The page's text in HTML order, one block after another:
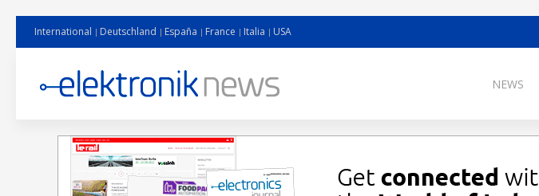
International Deutschland España France Italia USA
NEWS